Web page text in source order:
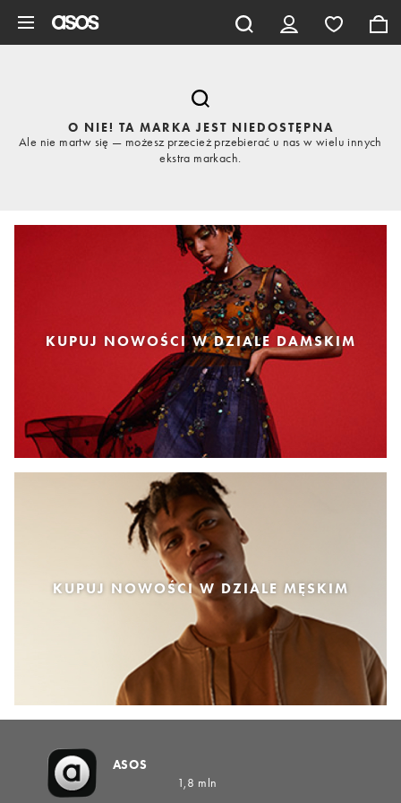
O NIE! TA MARKA JEST NIEDOSTĘPNA
Ale nie martw się — możesz przecież przebierać u nas w wielu innych
ekstra markach.
KUPUJ NOWOŚCI W DZIALE DAMSKIM
KUPUJ NOWOŚCI W DZIALE MĘSKIM
ASOS
1,8 mln